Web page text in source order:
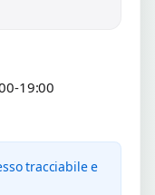
19:00
tracciabile e